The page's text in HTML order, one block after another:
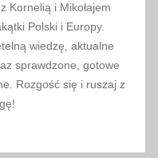
Kornelią i Mikołajem
Polski i Europy.
wiedzę, aktualne
sprawdzone, gotowe
Rozgość się i ruszaj z